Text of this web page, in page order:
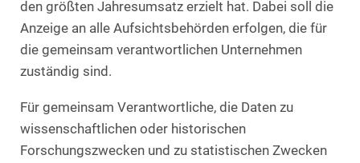
den größten Jahresumsatz erzielt hat. Dabei soll die
Anzeige an alle Aufsichtsbehörden erfolgen, die für
die gemeinsam verantwortlichen Unternehmen
zuständig sind.
Für gemeinsam Verantwortliche, die Daten zu
wissenschaftlichen oder historischen
Forschungszwecken und zu statistischen Zwecken